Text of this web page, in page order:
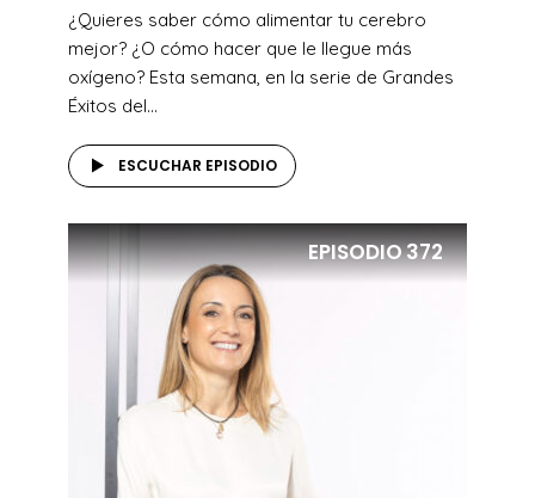
¿Quieres saber cómo alimentar tu cerebro
mejor? ¿O cómo hacer que le llegue más
oxígeno? Esta semana, en la serie de Grandes
Éxitos del...
ESCUCHAR EPISODIO
EPISODIO372